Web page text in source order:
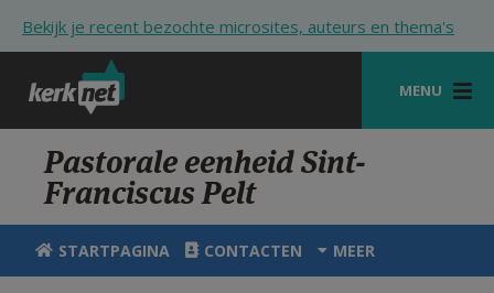
Bekijk je recent bezochte microsites, auteurs en thema's
MENU
STARTPAGINA
KERK
VIERINGEN
Pastorale eenheid Sint-
Franciscus Pelt
STARTPAGINA CONTACTEN MEER